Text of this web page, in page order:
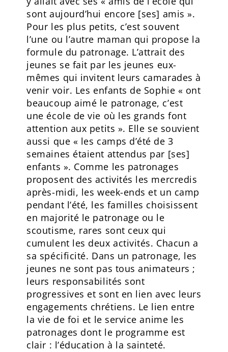
sont aujourd’hui encore [ses] amis ».
Pour les plus petits, c’est souvent
l’une ou l’autre maman qui propose la
formule du patronage. L’attrait des
jeunes se fait par les jeunes eux-
mêmes qui invitent leurs camarades à
venir voir. Les enfants de Sophie « ont
beaucoup aimé le patronage, c’est
une école de vie où les grands font
attention aux petits ». Elle se souvient
aussi que « les camps d’été de 3
semaines étaient attendus par [ses]
enfants ». Comme les patronages
proposent des activités les mercredis
après-midi, les week-ends et un camp
pendant l’été, les familles choisissent
en majorité le patronage ou le
scoutisme, rares sont ceux qui
cumulent les deux activités. Chacun a
sa spécificité. Dans un patronage, les
jeunes ne sont pas tous animateurs ;
leurs responsabilités sont
progressives et sont en lien avec leurs
engagements chrétiens. Le lien entre
la vie de foi et le service anime les
patronages dont le programme est
clair : l’éducation à la sainteté.